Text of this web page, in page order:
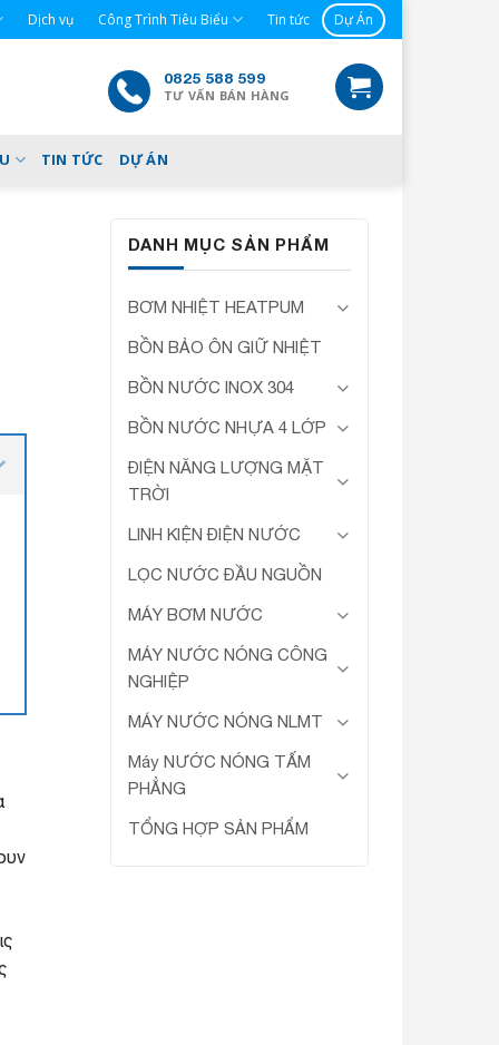
Dịch vụ Công Trình Tiêu Biểu Tin tức Dự Án
0825 588 599
TƯ VẤN BÁN HÀNG
TIN TỨC DỰ ÁN
DANH MỤC SẢN PHẨM
BƠM NHIỆT HEATPUM
BỒN BẢO ÔN GIỮ NHIỆT
BỒN NƯỚC INOX 304
BỒN NƯỚC NHỰA 4 LỚP
ĐIỆN NĂNG LƯỢNG MẶT
TRỜI
LINH KIỆN ĐIỆN NƯỚC
LỌC NƯỚC ĐẦU NGUỒN
MÁY BƠM NƯỚC
MÁY NƯỚC NÓNG CÔNG
NGHIỆP
MÁY NƯỚC NÓNG NLMT
Máy NƯỚC NÓNG TẤM
PHẲNG
TỔNG HỢP SẢN PHẨM